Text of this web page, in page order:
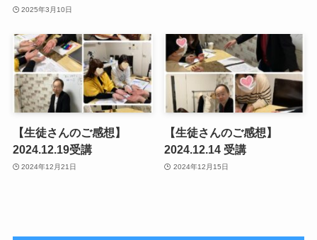
2025年3月10日
【生徒さんのご感想】
2024.12.19受講
2024年12月21日
【生徒さんのご感想】
2024.12.14 受講
2024年12月15日